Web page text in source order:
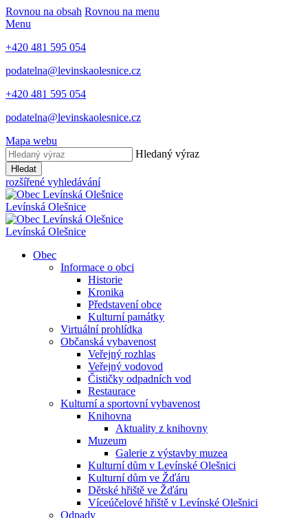
Rovnou na obsah Rovnou na menu
Menu
+420 481 595 054
podatelna@levinskaolesnice.cz
+420 481 595 054
podatelna@levinskaolesnice.cz
Mapa webu
Hledaný výraz
Hledat
rozšířené vyhledávání
Levínská Olešnice
Levínská Olešnice
Obec
Informace o obci
Historie
Kronika
Představení obce
Kulturní památky
Virtuální prohlídka
Občanská vybavenost
Veřejný rozhlas
Veřejný vodovod
Čističky odpadních vod
Restaurace
Kulturní a sportovní vybavenost
Knihovna
Aktuality z knihovny
Muzeum
Galerie z výstavby muzea
Kulturní dům v Levínské Olešnici
Kulturní dům ve Žďáru
Dětské hřiště ve Žďáru
Víceúčelové hřiště v Levínské Olešnici
Odpady